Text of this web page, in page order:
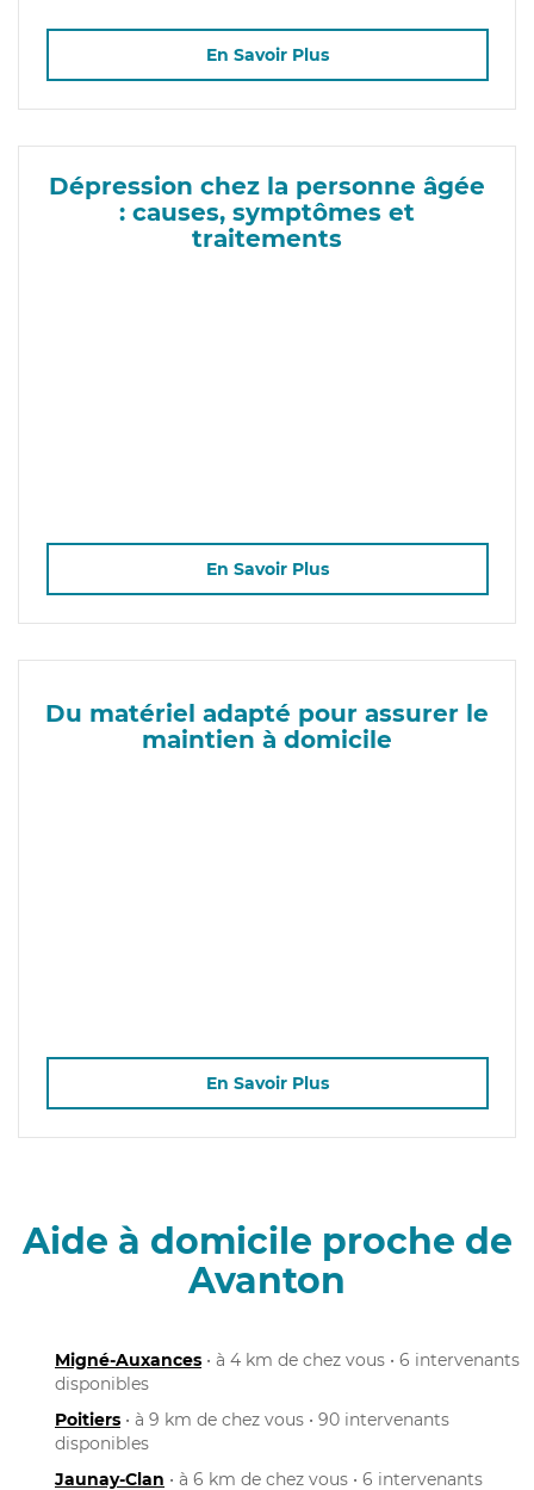
En Savoir Plus
Dépression chez la personne âgée
: causes, symptômes et
traitements
En Savoir Plus
Du matériel adapté pour assurer le
maintien à domicile
En Savoir Plus
Aide à domicile proche de
Avanton
Migné-Auxances • à 4 km de chez vous • 6 intervenants
disponibles
Poitiers • à 9 km de chez vous • 90 intervenants
disponibles
Jaunay-Clan • à 6 km de chez vous • 6 intervenants